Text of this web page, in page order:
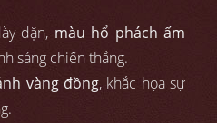
dặn, màu hổ phách ấm
sáng chiến thắng.
vàng đồng, khắc họa sự